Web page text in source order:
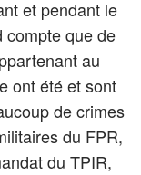
et pendant le
compte que de
au
ont été et sont
de crimes
du FPR,
du TPIR,